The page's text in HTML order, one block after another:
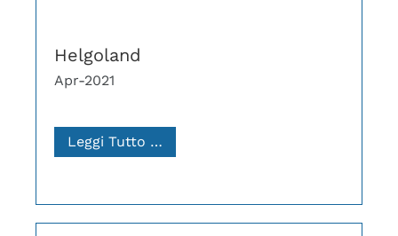
Helgoland
Apr-2021
Leggi Tutto …